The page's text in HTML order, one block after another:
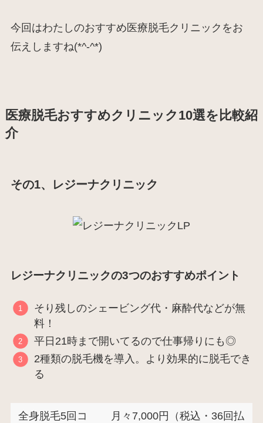
今回はわたしのおすすめ医療脱毛クリニックをお
伝えしますね(*^-^*)
医療脱毛おすすめクリニック10選を比較紹
介
その1、レジーナクリニック
レジーナクリニックの3つのおすすめポイント
そり残しのシェービング代・麻酔代などが無
料！
平日21時まで開いてるので仕事帰りにも◎
2種類の脱毛機を導入。より効果的に脱毛でき
る
全身脱毛5回コ
月々7,000円（税込・36回払